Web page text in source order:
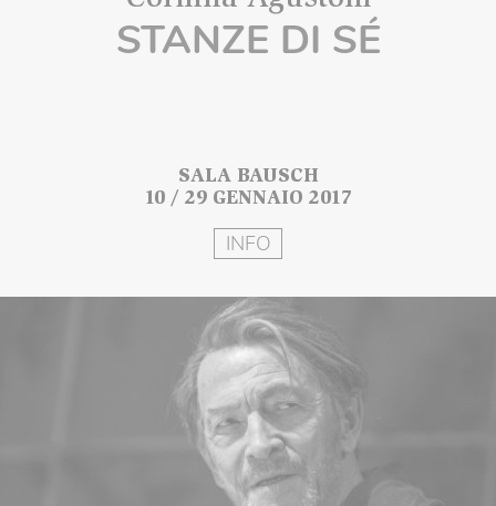
STANZE DI SÉ
SALA BAUSCH
10 / 29 GENNAIO 2017
INFO